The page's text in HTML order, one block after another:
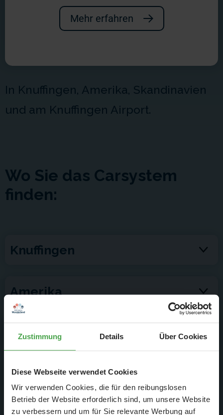
Zustimmung Details Über Cookies
Diese Webseite verwendet Cookies
Wir verwenden Cookies, die für den reibungslosen
Betrieb der Website erforderlich sind, um unsere Website
zu verbessern und um für Sie relevante Werbung auf
Das Carsystem im Wunderland kann
bestaunen:
In Knuffingen, Amerika, Skandinavien
und am Knuffingen Airport.
Wo Sie das Carsystem
finden:
Knuffingen
Amerika
Skandinavien
Flughafen
Mehr erfahren